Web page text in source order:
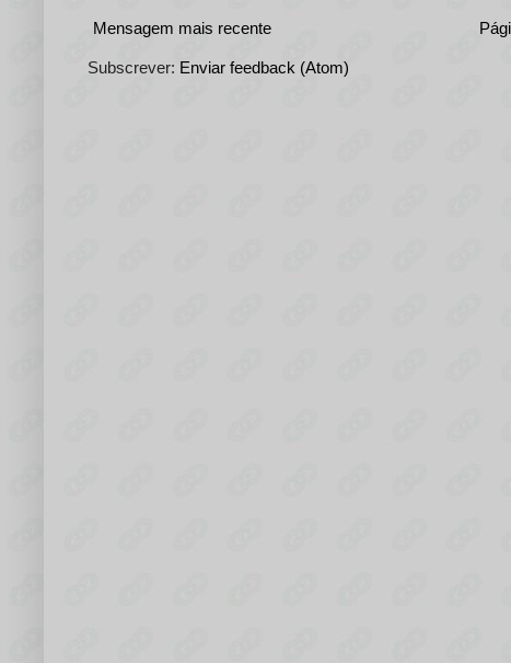
Mensagem mais recente
Subscrever: Enviar feedback (Atom)